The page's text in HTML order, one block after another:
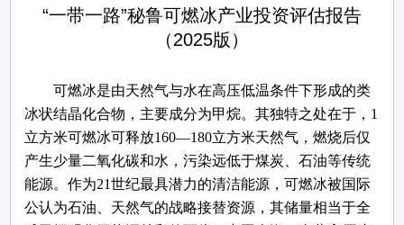
“一带一路”秘鲁可燃冰产业投资评估报告
（2025版）
可燃冰是由天然气与水在高压低温条件下形成的类
冰状结晶化合物，主要成分为甲烷。其独特之处在于， 1
立方米可燃冰可释放160—180立方米天然气，燃烧后仅
产生少量二氧化碳和水，污染远低于煤炭、石油等传统
能源。作为21世纪最具潜力的清洁能源，可燃冰被国际
公认为石油、天然气的战略接替资源，其储量相当于全